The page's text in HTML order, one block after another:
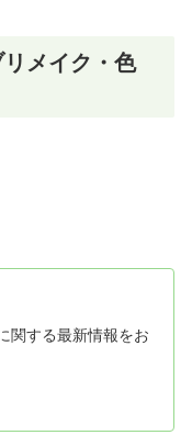
メイク・色
関する最新情報をお